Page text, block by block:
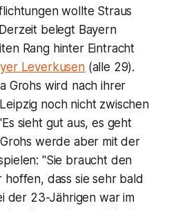
wollte Straus
belegt Bayern
Rang hinter Eintracht
Leverkusen(alle 29).
Grohs wird nach ihrer
noch nicht zwischen
sieht gut aus, es geht
werde aber mit der
"Sie braucht den
hoffen, dass sie sehr bald
der 23-Jährigen war im